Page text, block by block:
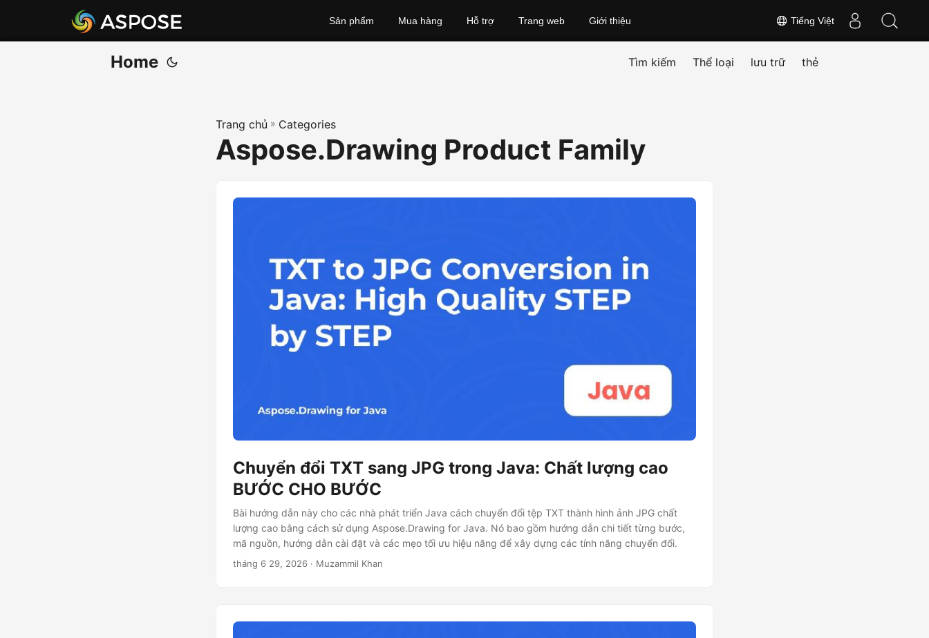
Tiếng Việt
Sản phẩm Mua hàng Hỗ trợ Trang web Giới thiệu
Home Tìm kiếm Thể loại lưu trữ thẻ
Trang chủ » Categories
Aspose.Drawing Product Family
Chuyển đổi TXT sang JPG trong Java: Chất lượng cao
BƯỚC CHO BƯỚC
Bài hướng dẫn này cho các nhà phát triển Java cách chuyển đổi tệp TXT thành hình ảnh JPG chất
lượng cao bằng cách sử dụng Aspose.Drawing for Java. Nó bao gồm hướng dẫn chi tiết từng bước,
mã nguồn, hướng dẫn cài đặt và các mẹo tối ưu hiệu năng để xây dựng các tính năng chuyển đổi.
tháng 6 29, 2026 · Muzammil Khan